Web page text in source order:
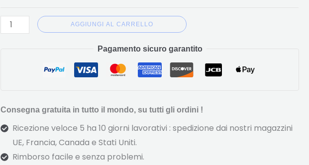
AGGIUNGI AL CARRELLO
Pagamento sicuro garantito
Consegna gratuita in tutto il mondo, su tutti gli ordini !
Ricezione veloce 5 ha 10 giorni lavorativi : spedizione dai nostri magazzini
UE, Francia, Canada e Stati Uniti.
Rimborso facile e senza problemi.